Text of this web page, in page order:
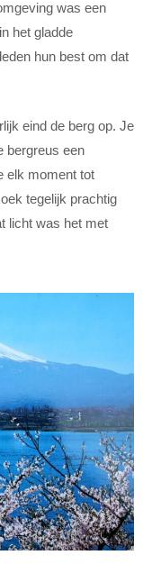
was een
het gladde
hun best om dat
eind de berg op. Je
bergreus een
elk moment tot
tegelijk prachtig
licht was het met